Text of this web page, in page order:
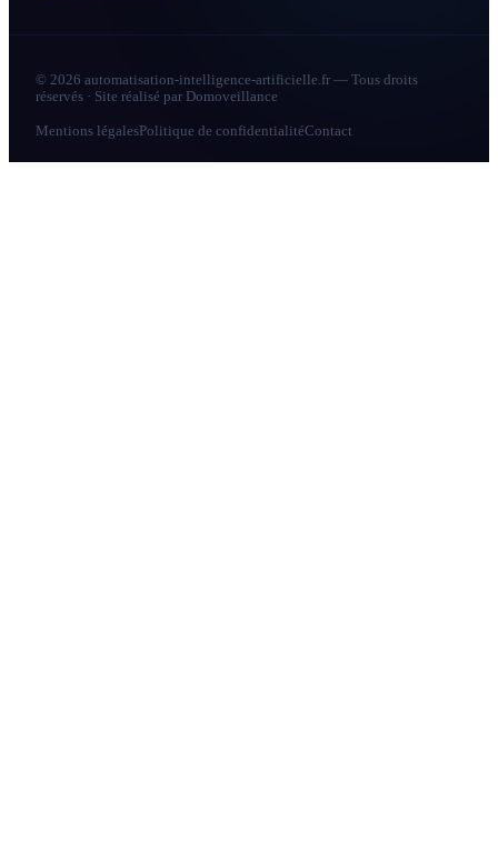
© 2026 automatisation-intelligence-artificielle.fr — Tous droits
réservés · Site réalisé par Domoveillance
Mentions légalesPolitique de confidentialitéContact